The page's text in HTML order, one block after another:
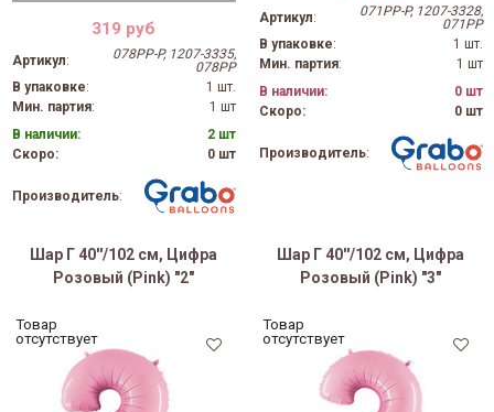
319 руб
Артикул:
078PP-P, 1207-3335,
078PP
В упаковке:
1 шт.
Мин. партия:
1 шт
В наличии:
2 шт
Скоро:
0 шт
Производитель:
Артикул:
071PP-P, 1207-3328,
071PP
В упаковке:
1 шт.
Мин. партия:
1 шт
В наличии:
0 шт
Скоро:
0 шт
Производитель:
Шар Г 40''/102 см, Цифра
Розовый (Pink) "2"
Товар
отсутствует
Шар Г 40''/102 см, Цифра
Розовый (Pink) "3"
Товар
отсутствует